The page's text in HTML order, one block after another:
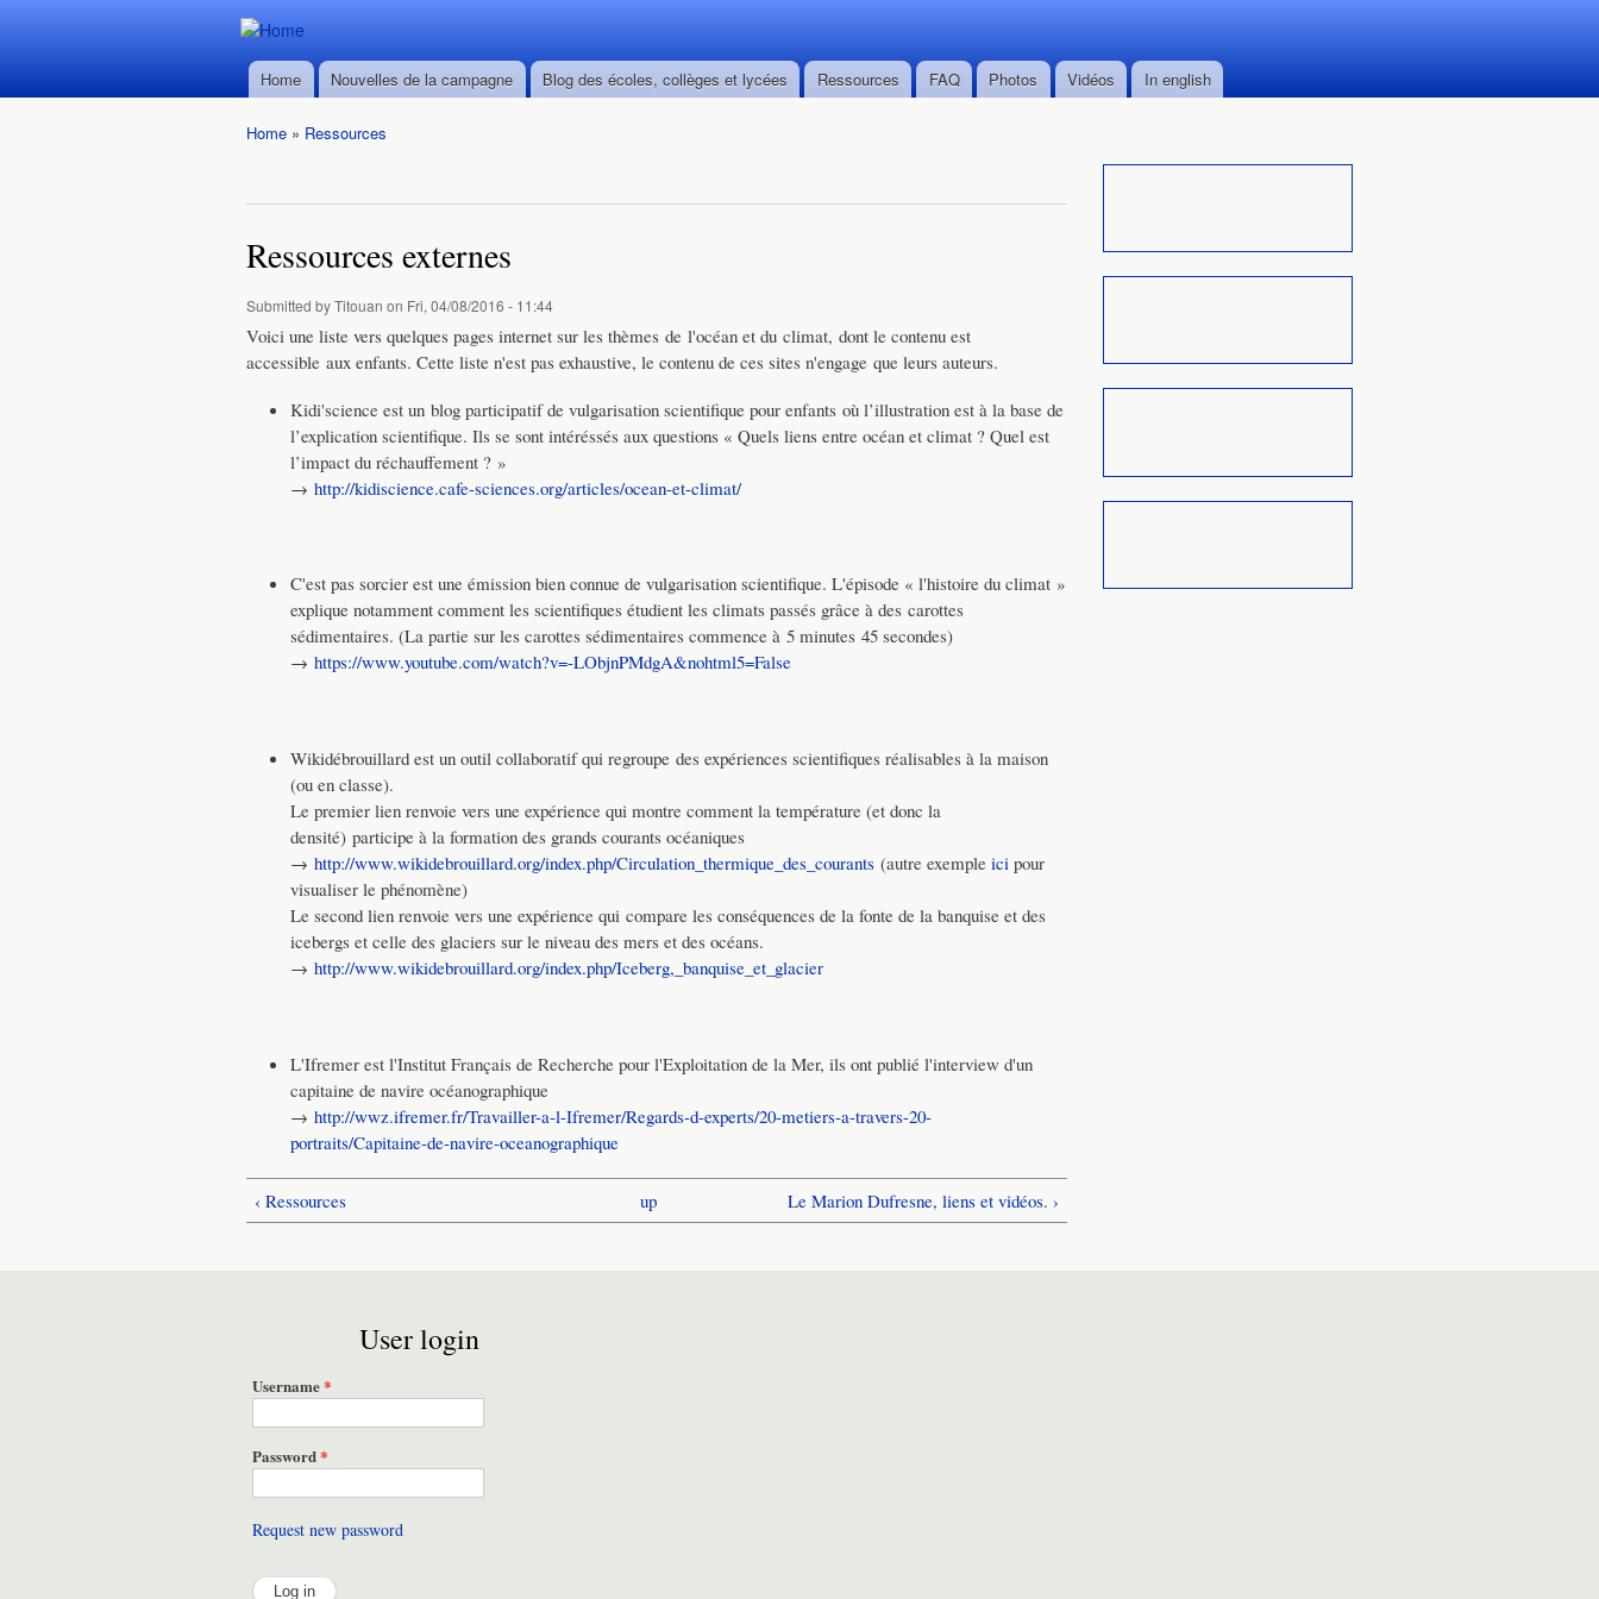
content
Durban ->
Walvis Bay
au
Durban ->
Walvis Bay
du 28/02
au
Main menu
Home Nouvelles de la campagne Blog des écoles, collèges et lycées Ressources FAQ Photos Vidéos In english
Home » Ressources
Ressources externes
Submitted byTitouan on Fri, 04/08/2016 - 11:44
Voici une liste vers quelques pages internet sur les thèmes de l'océan et du climat, dont le contenu est
accessible aux enfants. Cette liste n'est pas exhaustive, le contenu de ces sites n'engage que leurs auteurs.
Kidi'science est un blog participatif de vulgarisation scientifique pour enfants où l’illustration est à la base de
l’explication scientifique. Ils se sont intéréssés aux questions « Quels liens entre océan et climat ? Quel est
l’impact du réchauffement ? »
→ ​http://kidiscience.cafe-sciences.org/articles/ocean-et-climat/
C'est pas sorcier est une émission bien connue de vulgarisation scientifique. L'épisode « l'histoire du climat »
explique notamment comment les scientifiques étudient les climats passés grâce à des carottes
sédimentaires. (La partie sur les carottes sédimentaires commence à 5 minutes 45 secondes)
→https://www.youtube.com/watch?v=-LObjnPMdgA&nohtml5=False
Wikidébrouillard est un outil collaboratif qui regroupe des expériences scientifiques réalisables à la maison
(ou en classe).
Le premier lien renvoie vers une expérience qui montre comment la température (et donc la
densité) participe à la formation des grands courants océaniques
→http://www.wikidebrouillard.org/index.php/Circulation_thermique_des_courants (autre exempleici pour
visualiser le phénomène)
Le second lien renvoie vers une expérience qui compare les conséquences de la fonte de la banquise et des
icebergs et celle des glaciers sur le niveau des mers et des océans.
→http://www.wikidebrouillard.org/index.php/Iceberg,_banquise_et_glacier
L'Ifremer est l'Institut Français de Recherche pour l'Exploitation de la Mer, ils ont publié l'interview d'un
capitaine de navire océanographique
→http://wwz.ifremer.fr/Travailler-a-l-Ifremer/Regards-d-experts/20-metiers-a-travers-20-
portraits/Capitaine-de-navire-oceanographique
‹ Ressources up Le Marion Dufresne, liens et vidéos. ›
User login
Username*
Password*
Request new password